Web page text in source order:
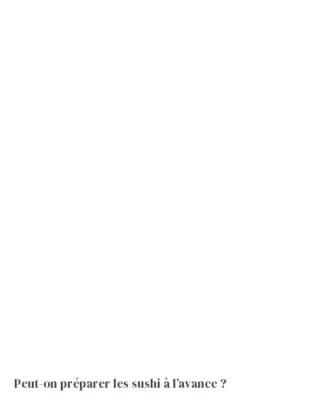
Peut-on préparer les sushi à l’avance ?